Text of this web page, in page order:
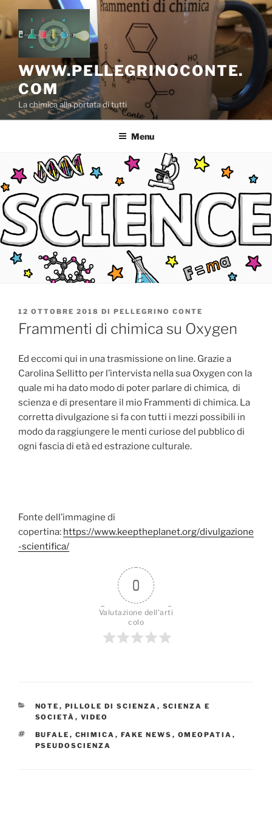
Salta
al
contenuto
WWW.PELLEGRINOCONTE.
COM
La chimica alla portata di tutti
Menu
PUBBLICATO
IL
12 OTTOBRE 2018 DI PELLEGRINO CONTE
Frammenti di chimica su Oxygen
Ed eccomi qui in una trasmissione on line. Grazie a
Carolina Sellitto per l’intervista nella sua Oxygen con la
quale mi ha dato modo di poter parlare di chimica, di
scienza e di presentare il mio Frammenti di chimica. La
corretta divulgazione si fa con tutti i mezzi possibili in
modo da raggiungere le menti curiose del pubblico di
ogni fascia di età ed estrazione culturale.
Fonte dell’immagine di
copertina: https://www.keeptheplanet.org/divulgazione
-scientifica/
0
Valutazione dell'arti
colo
CATEGORIE
NOTE , PILLOLE DI SCIENZA , SCIENZA E
SOCIETÀ , VIDEO
TAG
BUFALE , CHIMICA , FAKE NEWS , OMEOPATIA ,
PSEUDOSCIENZA